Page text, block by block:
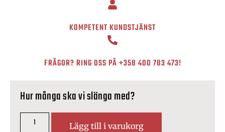
KOMPETENT KUNDSTJÄNST
FRÅGOR? RING OSS PÅ+358 400 783 473!
Hur många ska vi slänga med?
Lägg till i varukorg